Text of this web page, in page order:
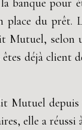
banque
du prêt.
selon
déjà client
Mutuel
elle a